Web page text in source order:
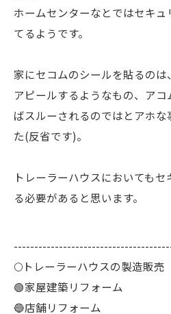
ホームセンターなとではセキ
てるようです。
家にセコムのシールを貼るの
アピールするようなもの、ア
ばスルーされるのではとアホ
た(反省です)。
トレーラーハウスにおいても
る必要があると思います。
🌕️トレーラーハウスの製造販売
🟢家屋建築リフォーム
🔵店舗リフォーム